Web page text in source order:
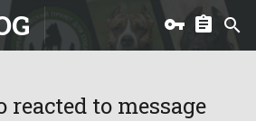
to message